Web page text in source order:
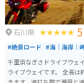
石川県 5
#絶景ロード #海｜海岸｜
千里浜なぎさドライブウェ
ライブウェイです。 全長